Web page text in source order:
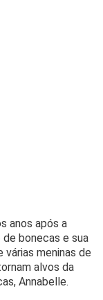
anos após a
bonecas e sua
várias meninas de
alvos da
Annabelle.